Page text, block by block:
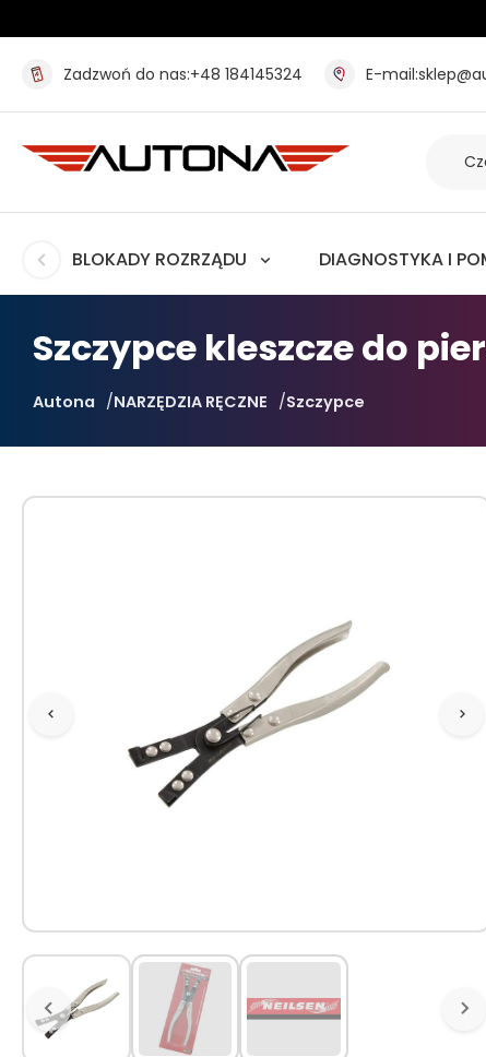
Zadzwoń do nas:+48 184145324 E-mail:
BLOKADY ROZRZĄDU DIAGNOSTYKA I
Szczypce kleszcze do
Autona NARZĘDZIA RĘCZNE Szczypce